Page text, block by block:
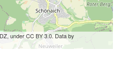
under CC BY 3.0. Data by